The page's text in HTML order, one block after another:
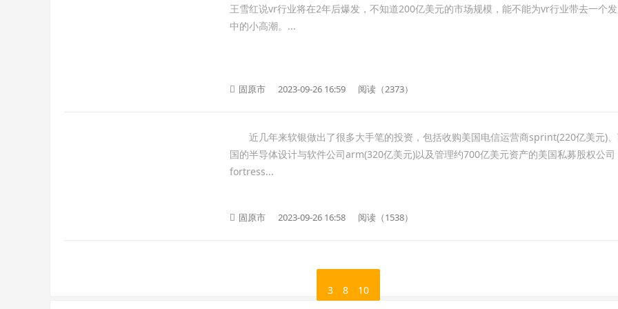
王雪红说vr行业将在2年后爆发，不知道200亿美元的市场规模，能不能为vr行业带去一个
中的小高潮。...
固原市 2023-09-26 16:59 阅读（2373）
近几年来软银做出了很多大手笔的投资，包括收购美国电信运营商sprint(220亿美元)
国的半导体设计与软件公司arm(320亿美元)以及管理约700亿美元资产的美国私募股权公司
fortress...
固原市 2023-09-26 16:58 阅读（1538）
3 8 10